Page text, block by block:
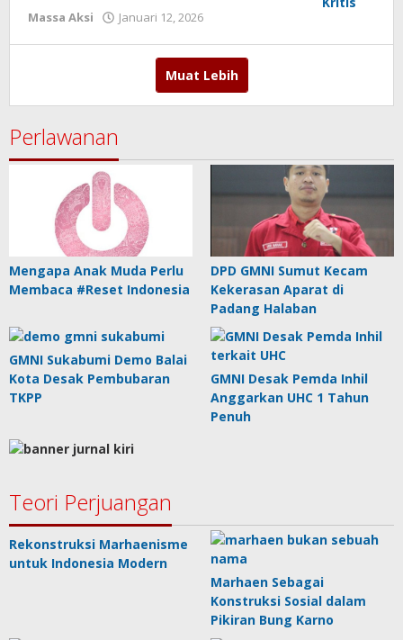
Massa Aksi Januari 12, 2026
Muat Lebih
Perlawanan
Mengapa Anak Muda Perlu
Membaca #Reset Indonesia
DPD GMNI Sumut Kecam
Kekerasan Aparat di
Padang Halaban
GMNI Sukabumi Demo Balai
Kota Desak Pembubaran
TKPP
GMNI Desak Pemda Inhil
Anggarkan UHC 1 Tahun
Penuh
Teori Perjuangan
Rekonstruksi Marhaenisme
untuk Indonesia Modern
Marhaen Sebagai
Konstruksi Sosial dalam
Pikiran Bung Karno